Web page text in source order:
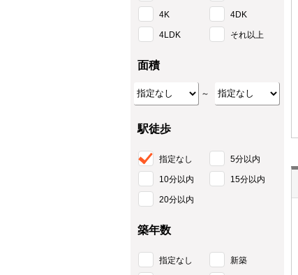
4K 4DK
4LDK それ以上
面積
～
駅徒歩
指定なし 5分以内
10分以内 15分以内
20分以内
築年数
指定なし 新築